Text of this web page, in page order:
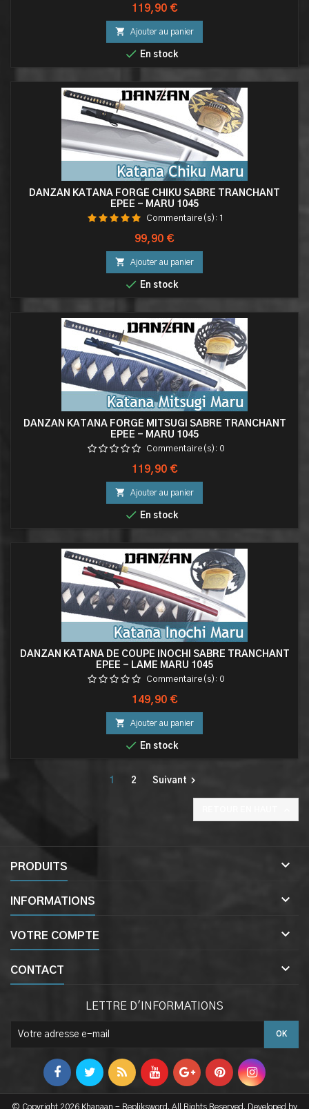
Prix
119,90 €
 Ajouter au panier
 En stock
DANZAN KATANA FORGÉ CHIKU SABRE TRANCHANT
EPEE - MARU 1045
Commentaire(s): 1
Prix
99,90 €
 Ajouter au panier
 En stock
DANZAN KATANA FORGÉ MITSUGI SABRE TRANCHANT
EPEE - MARU 1045
Commentaire(s): 0
Prix
119,90 €
 Ajouter au panier
 En stock
DANZAN KATANA DE COUPE INOCHI SABRE TRANCHANT
EPEE - LAME MARU 1045
Commentaire(s): 0
Prix
149,90 €
 Ajouter au panier
 En stock
1 2 Suivant 
PRODUITS 
INFORMATIONS 
VOTRE COMPTE 
CONTACT 
LETTRE D'INFORMATIONS
© Copyright 2026 Khanaan - Repliksword. All Rights Reserved. Developed by